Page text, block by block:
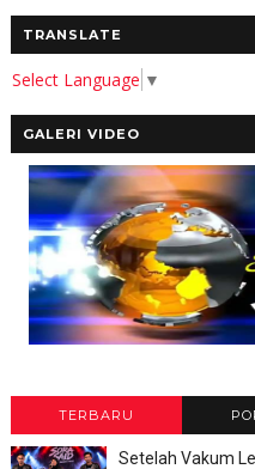
TRANSLATE
Select Language ▼
GALERI VIDEO
TERBARU
Setelah Vakum